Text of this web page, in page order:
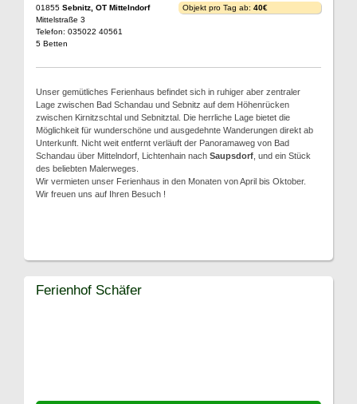
01855 Sebnitz, OT Mittelndorf
Mittelstraße 3
Telefon: 035022 40561
5 Betten
Objekt pro Tag ab: 40€
Unser gemütliches Ferienhaus befindet sich in ruhiger aber zentraler
Lage zwischen Bad Schandau und Sebnitz auf dem Höhenrücken
zwischen Kirnitzschtal und Sebnitztal. Die herrliche Lage bietet die
Möglichkeit für wunderschöne und ausgedehnte Wanderungen direkt ab
Unterkunft. Nicht weit entfernt verläuft der Panoramaweg von Bad
Schandau über Mittelndorf, Lichtenhain nach Saupsdorf , und ein Stück
des beliebten Malerweges.
Wir vermieten unser Ferienhaus in den Monaten von April bis Oktober.
Wir freuen uns auf Ihren Besuch !
Ferienhof Schäfer